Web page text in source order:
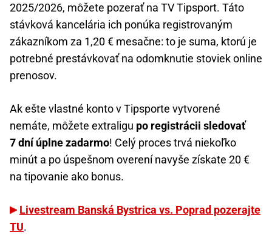
2025/2026, môžete pozerať na TV Tipsport. Táto
stávková kancelária ich ponúka registrovaným
zákazníkom za 1,20 € mesačne: to je suma, ktorú je
potrebné prestávkovať na odomknutie stoviek online
prenosov.
Ak ešte vlastné konto v Tipsporte vytvorené
nemáte, môžete extraligu po registrácii sledovať
7 dní úplne zadarmo! Celý proces trvá niekoľko
minút a po úspešnom overení navyše získate 20 €
na tipovanie ako bonus.
Livestream Banská Bystrica vs. Poprad pozerajte
TU.